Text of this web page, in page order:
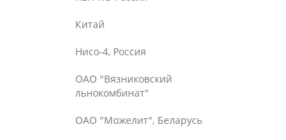
Китай
Нисо-4, Россия
ОАО "Вязниковский
льнокомбинат"
ОАО "Можелит", Беларусь